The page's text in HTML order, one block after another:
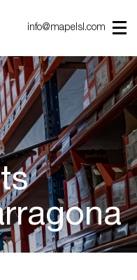
info@mapelsl.com